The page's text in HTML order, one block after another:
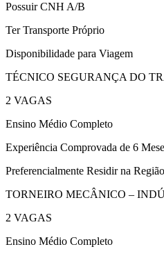
Possuir CNH A/B
Ter Transporte Próprio
Disponibilidade para Viagem
TÉCNICO SEGURANÇA DO
2 VAGAS
Ensino Médio Completo
Experiência Comprovada de 6
Preferencialmente Residir na
TORNEIRO MECÂNICO –
2 VAGAS
Ensino Médio Completo